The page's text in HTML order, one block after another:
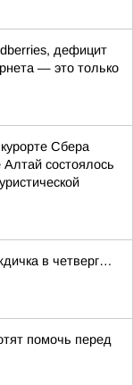
дефицит
— это только
Сбера
состоялось
в четверг…
помочь перед